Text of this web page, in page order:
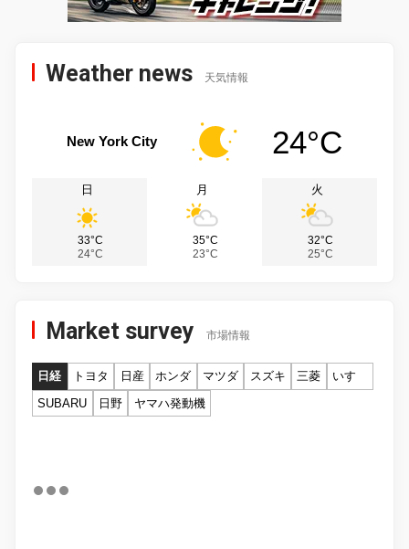
Weather news 天気情報
New York City 24°C
日
33°C
24°C
月
35°C
23°C
火
32°C
25°C
Market survey 市場情報
日経 トヨタ 日産 ホンダ マツダ スズキ 三菱
いすゞ
SUBARU
日野 ヤマハ発動機